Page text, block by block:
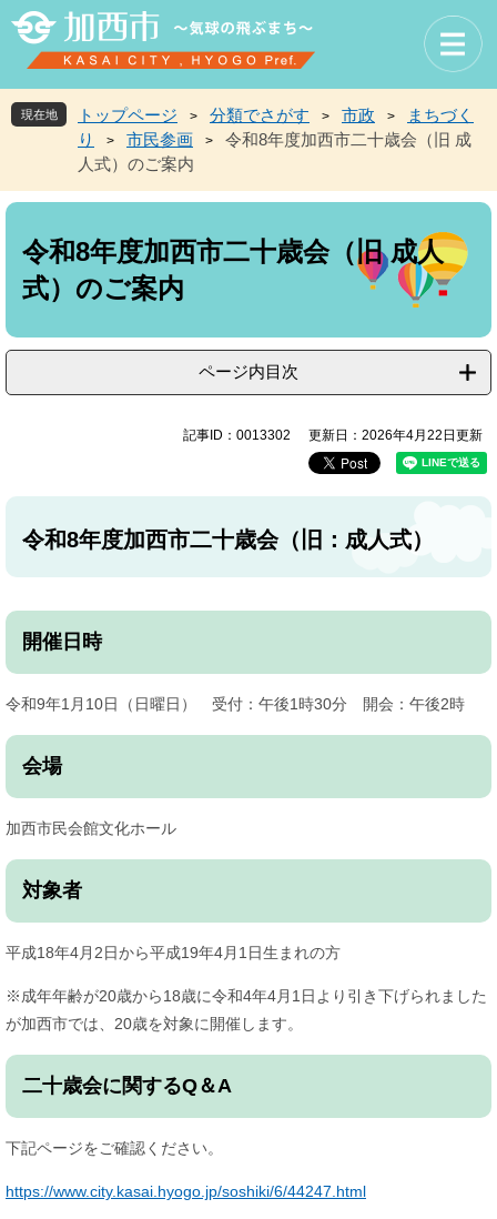
先
頭
を
飛
現在地 トップページ > 分類でさがす > 市政 >
まちづく
り
> 市民参画 >
令和8年度加西市二十歳会（旧 成
人式）のご案内
本
令和8年度加西市二十歳会（旧 成人
式）のご案内
ページ内目次
記事ID：0013302 更新日：2026年4月22日更新
令和8年度加西市二十歳会（旧：成人式）
開催日時
令和9年1月10日（日曜日） 受付：午後1時30分 開会：午後2時
会場
加西市民会館文化ホール
対象者
平成18年4月2日から平成19年4月1日生まれの方
※成年年齢が20歳から18歳に令和4年4月1日より引き下げられました
が加西市では、20歳を対象に開催します。
二十歳会に関するQ＆A
下記ページをご確認ください。
https://www.city.kasai.hyogo.jp/soshiki/6/44247.html